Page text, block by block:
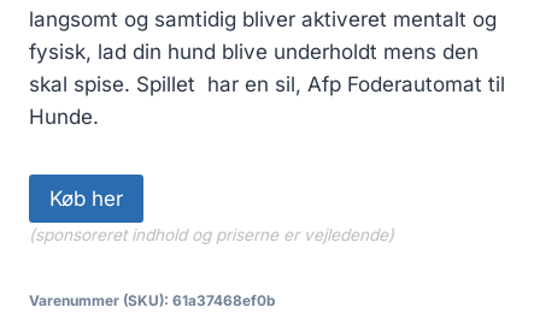
langsomt og samtidig bliver aktiveret mentalt og
fysisk, lad din hund blive underholdt mens den
skal spise. Spillet har en sil, Afp Foderautomat til
Hunde.
Køb her
(sponsoreret indhold og priserne er vejledende)
Varenummer (SKU): 61a37468ef0b